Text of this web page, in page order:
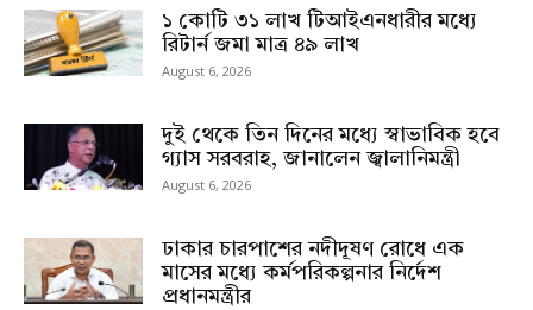
১ কোটি ৩১ লাখ টিআইএনধারীর মধ্যে
রিটার্ন জমা মাত্র ৪৯ লাখ
August 6, 2026
দুই থেকে তিন দিনের মধ্যে স্বাভাবিক হবে
গ্যাস সরবরাহ, জানালেন জ্বালানিমন্ত্রী
August 6, 2026
ঢাকার চারপাশের নদীদূষণ রোধে এক
মাসের মধ্যে কর্মপরিকল্পনার নির্দেশ
প্রধানমন্ত্রীর